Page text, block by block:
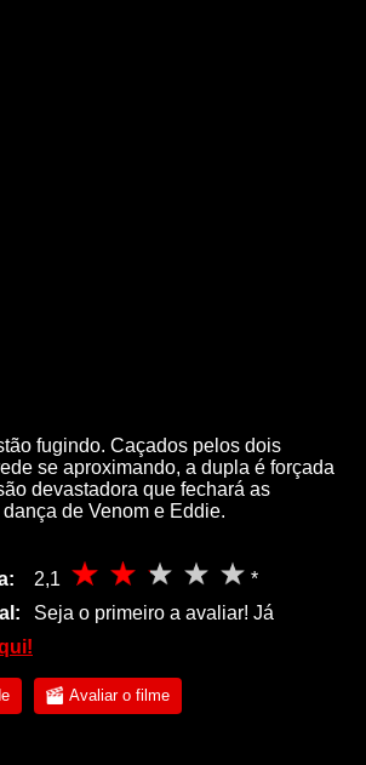
fugindo. Caçados pelos dois
se aproximando, a dupla é forçada
devastadora que fechará as
de Venom e Eddie.
2,1
*
Seja o primeiro a avaliar! Já
Avaliar o filme